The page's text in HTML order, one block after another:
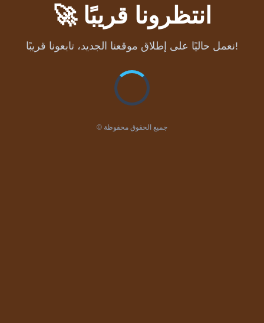
🚀 انتظرونا قريبًا
نعمل حاليًا على إطلاق موقعنا الجديد، تابعونا قريبًا!
© جميع الحقوق محفوظة